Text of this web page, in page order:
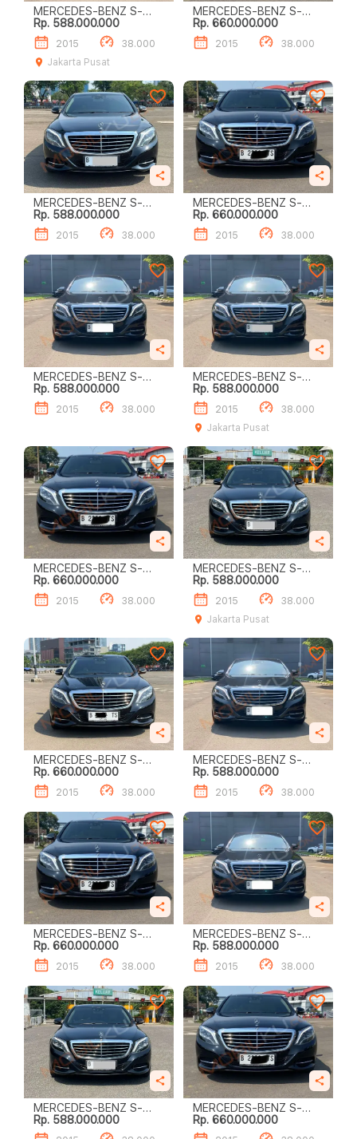
MERCEDES-BENZ S-
CLASS S400 L
Rp. 588.000.000
2015
38.000
Jakarta Pusat
MERCEDES-BENZ S-
CLASS S400 L
Rp. 660.000.000
2015 38.000
MERCEDES-BENZ S-
CLASS S400 L
Rp. 588.000.000
2015 38.000
MERCEDES-BENZ S-
CLASS S400 L
Rp. 660.000.000
2015 38.000
MERCEDES-BENZ S-
CLASS S400 L
Rp. 588.000.000
2015 38.000
MERCEDES-BENZ S-
CLASS S400 L
Rp. 588.000.000
2015
38.000
Jakarta Pusat
MERCEDES-BENZ S-
CLASS S400 L
Rp. 660.000.000
2015 38.000
MERCEDES-BENZ S-
CLASS S400 L
Rp. 588.000.000
2015
38.000
Jakarta Pusat
MERCEDES-BENZ S-
CLASS S400 L
Rp. 660.000.000
2015 38.000
MERCEDES-BENZ S-
CLASS S400 L
Rp. 588.000.000
2015 38.000
MERCEDES-BENZ S-
CLASS S400 L
Rp. 660.000.000
2015 38.000
MERCEDES-BENZ S-
CLASS S400 L
Rp. 588.000.000
2015 38.000
MERCEDES-BENZ S-
CLASS S400 L
Rp. 588.000.000
MERCEDES-BENZ S-
CLASS S400 L
Rp. 660.000.000